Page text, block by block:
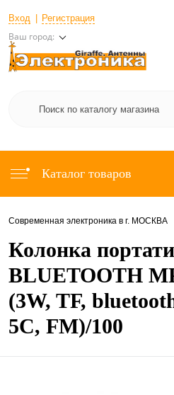
Вход Регистрация
Ваш город:
Каталог товаров
Современная электроника в г. МОСКВА
Колонка
BLUETOOTH
(3W, TF,
5C, FM)/100